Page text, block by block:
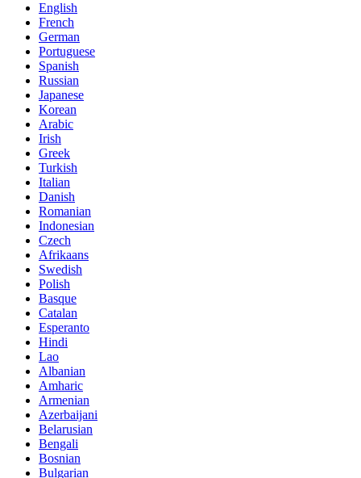
English
French
German
Portuguese
Spanish
Russian
Japanese
Korean
Arabic
Irish
Greek
Turkish
Italian
Danish
Romanian
Indonesian
Czech
Afrikaans
Swedish
Polish
Basque
Catalan
Esperanto
Hindi
Lao
Albanian
Amharic
Armenian
Azerbaijani
Belarusian
Bengali
Bosnian
Bulgarian